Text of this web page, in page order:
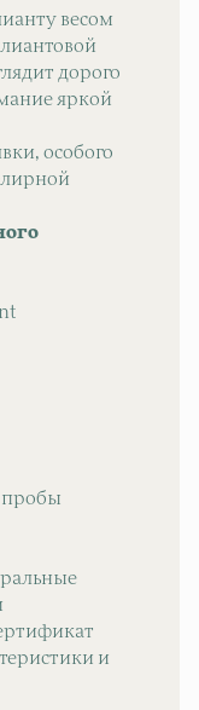
весом
дорого
яркой
особого
пробы
и